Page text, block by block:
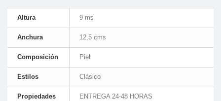
Altura 9 ms
Anchura 12,5 cms
Composición Piel
Estilos Clásico
Propiedades ENTREGA 24-48 HORAS